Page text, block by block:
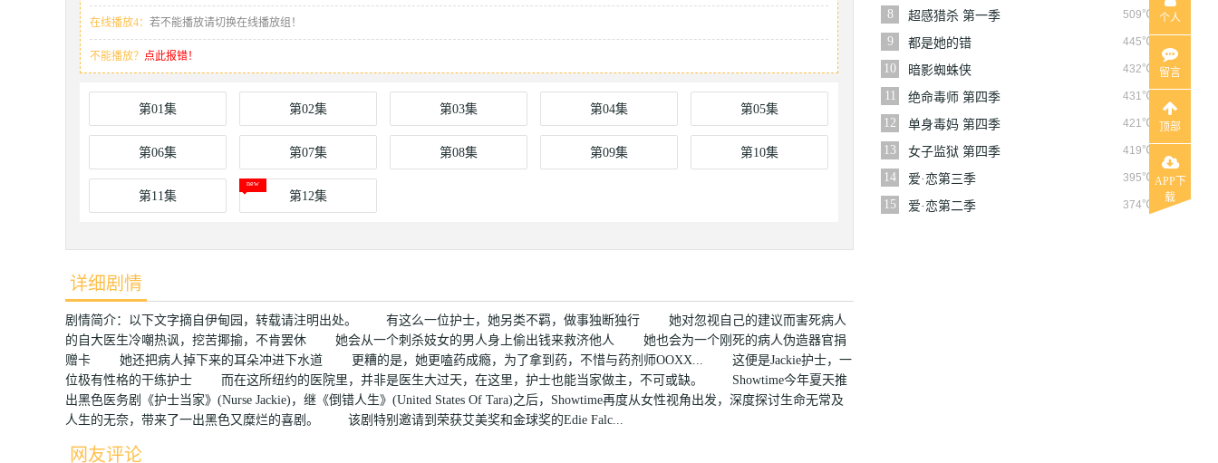
在线播放4： 若不能播放请切换在线播放组！
不能播放？ 点此报错！
第01集 第02集 第03集 第04集 第05集
第06集 第07集 第08集 第09集 第10集
第11集 第12集
详细剧情
剧情简介：以下文字摘自伊甸园，转载请注明出处。 有这么一位护士，她另类不羁，做事独断独行 她对忽视自己的建议而害死病人
的自大医生冷嘲热讽，挖苦揶揄，不肯罢休 她会从一个刺杀妓女的男人身上偷出钱来救济他人 她也会为一个刚死的病人伪造器官捐
赠卡 她还把病人掉下来的耳朵冲进下水道 更糟的是，她更嗑药成瘾，为了拿到药，不惜与药剂师OOXX... 这便是Jackie护士，一
位极有性格的干练护士 而在这所纽约的医院里，并非是医生大过天，在这里，护士也能当家做主，不可或缺。 Showtime今年夏天推
出黑色医务剧《护士当家》(Nurse Jackie)，继《倒错人生》(United States Of Tara)之后，Showtime再度从女性视角出发，深度探讨生命无常及
人生的无奈，带来了一出黑色又糜烂的喜剧。 该剧特别邀请到荣获艾美奖和金球奖的Edie Falc...
网友评论
8
509℃
超感猎杀 第一季
9
445℃
都是她的错
10
432℃
暗影蜘蛛侠
11
431℃
绝命毒师 第四季
12
421℃
单身毒妈 第四季
13
419℃
女子监狱 第四季
14
395℃
爱·恋第三季
15
374℃
爱·恋第二季
个人
留言
顶部
APP下
载